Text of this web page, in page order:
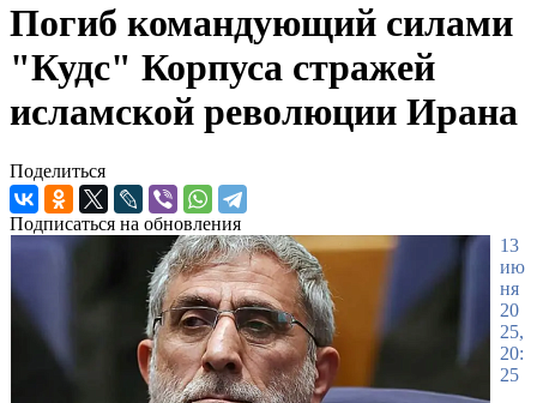
Погиб командующий силами
"Кудс" Корпуса стражей
исламской революции Ирана
Поделиться
Подписаться на обновления
13
ию
ня
20
25,
20:
25